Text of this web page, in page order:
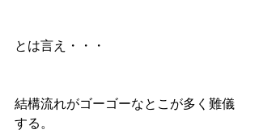
とは言え・・・
結構流れがゴーゴーなとこが多く難儀
する。